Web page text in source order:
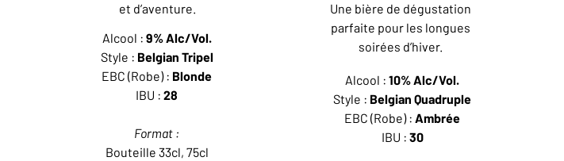
et d’aventure.
Alcool : 9% Alc/Vol.
Style : Belgian Tripel
EBC (Robe) : Blonde
IBU :28
Format :
Bouteille 33cl, 75cl
Une bière de dégustation
parfaite pour les longues
soirées d’hiver.
Alcool :10% Alc/Vol.
Style : Belgian Quadruple
EBC (Robe) :Ambrée
IBU : 30